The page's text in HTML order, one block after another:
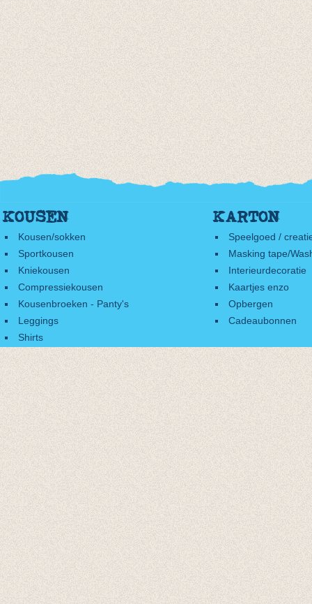
KOUSEN
Kousen/sokken
Sportkousen
Kniekousen
Compressiekousen
Kousenbroeken - Panty's
Leggings
Shirts
KARTON
Speelgoed /
Masking tape/
Interieurdecoratie
Kaartjes enzo
Opbergen
Cadeaubonnen